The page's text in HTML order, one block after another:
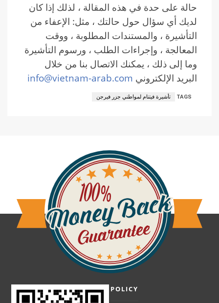
حالة على حدة في هذه المقالة ، لذلك إذا كان
لديك أي سؤال حول حالتك ، مثل: الإعفاء من
التأشيرة ، والمستندات المطلوبة ، ووقت
المعالجة ، وإجراءات الطلب ، ورسوم التأشيرة
وما إلى ذلك ، يمكنك الاتصال بنا من خلال
البريد الإلكتروني info@vietnam-arab.com
TAGS تأشيرة فيتنام لمواطني جزر فيرجن
POLICY